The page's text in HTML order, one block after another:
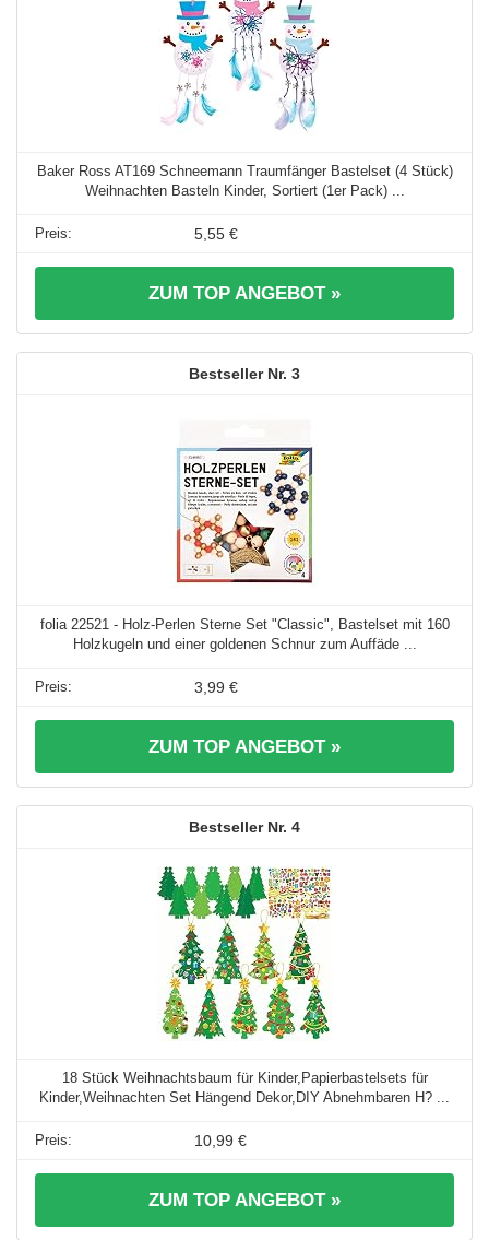
Baker Ross AT169 Schneemann Traumfänger Bastelset (4 Stück)
Weihnachten Basteln Kinder, Sortiert (1er Pack) ...
5,55 €
ZUM TOP ANGEBOT »
3
folia 22521 - Holz-Perlen Sterne Set "Classic", Bastelset mit 160
Holzkugeln und einer goldenen Schnur zum Auffäde ...
3,99 €
ZUM TOP ANGEBOT »
4
18 Stück Weihnachtsbaum für Kinder,Papierbastelsets für
Kinder,Weihnachten Set Hängend Dekor,DIY Abnehmbaren H? ...
10,99 €
ZUM TOP ANGEBOT »